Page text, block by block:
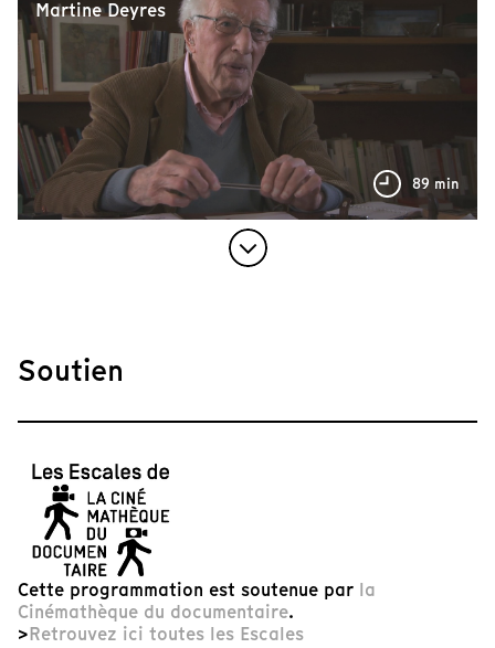
Martine Deyres
89 min
Soutien
Cette programmation est soutenue par la
Cinémathèque du documentaire.
>Retrouvez ici toutes les Escales